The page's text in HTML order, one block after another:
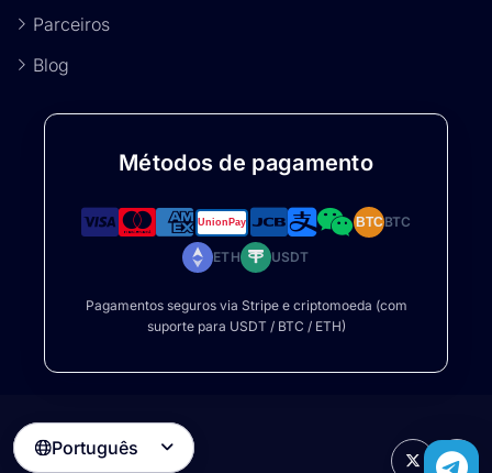
Parceiros
Blog
Métodos de pagamento
BTCBTC
ETH USDT
Pagamentos seguros via Stripe e criptomoeda (com
suporte para USDT / BTC / ETH)
Português 